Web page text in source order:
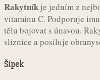
Rakytník je jedním z
vitaminu C. Podporuje
tělu bojovat s únavou.
sliznice a posiluje
Šípek